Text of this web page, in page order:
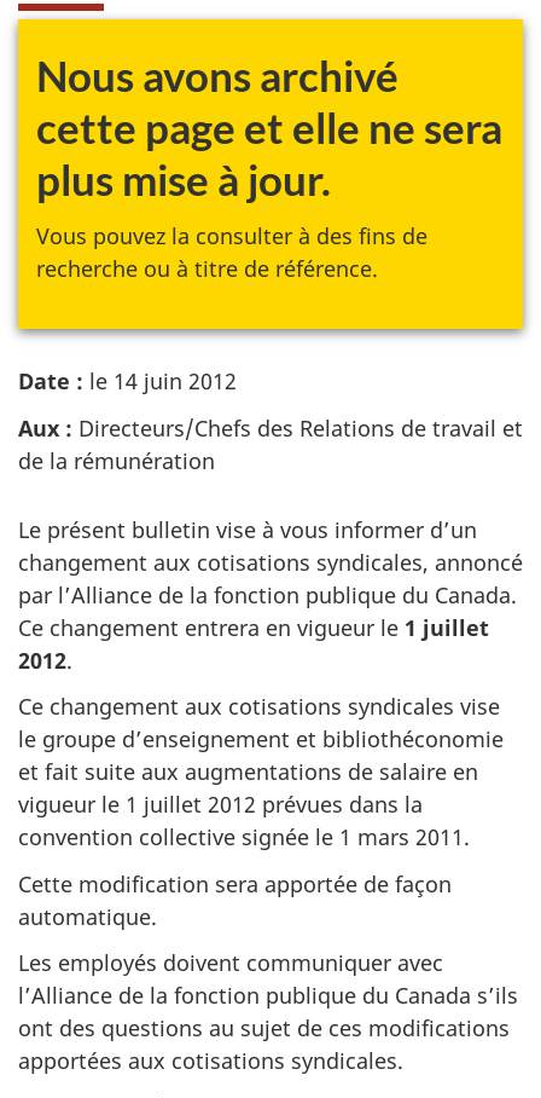
Nous avons archivé
cette page et elle ne sera
plus mise à jour.
Vous pouvez la consulter à des fins de
recherche ou à titre de référence.
Date : le 14 juin 2012
Aux : Directeurs/Chefs des Relations de travail et
de la rémunération
Le présent bulletin vise à vous informer d’un
changement aux cotisations syndicales, annoncé
par l’Alliance de la fonction publique du Canada.
Ce changement entrera en vigueur le 1 juillet
2012.
Ce changement aux cotisations syndicales vise
le groupe d’enseignement et bibliothéconomie
et fait suite aux augmentations de salaire en
vigueur le 1 juillet 2012 prévues dans la
convention collective signée le 1 mars 2011.
Cette modification sera apportée de façon
automatique.
Les employés doivent communiquer avec
l’Alliance de la fonction publique du Canada s’ils
ont des questions au sujet de ces modifications
apportées aux cotisations syndicales.